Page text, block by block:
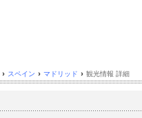
› スペイン › マドリッド › 観光情報 詳細